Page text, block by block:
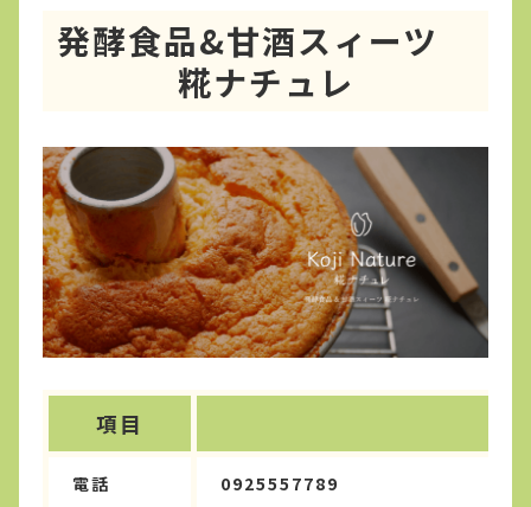
発酵食品&甘酒スィーツ
糀ナチュレ
項目
電話 0925557789